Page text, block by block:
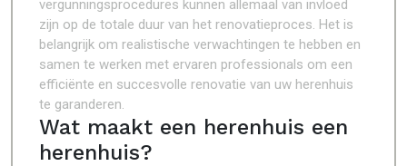
vergunningsprocedures kunnen allemaal van invloed
zijn op de totale duur van het renovatieproces. Het is
belangrijk om realistische verwachtingen te hebben en
samen te werken met ervaren professionals om een
efficiënte en succesvolle renovatie van uw herenhuis
te garanderen.
Wat maakt een herenhuis een
herenhuis?